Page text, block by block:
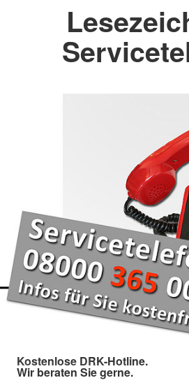
Kostenlose DRK-Hotline.
Wir beraten Sie gerne.